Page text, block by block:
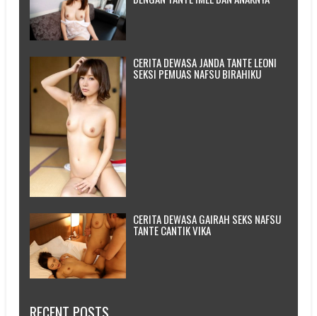
CERITA DEWASA JANDA TANTE LEONI
SEKSI PEMUAS NAFSU BIRAHIKU
CERITA DEWASA GAIRAH SEKS NAFSU
TANTE CANTIK VIKA